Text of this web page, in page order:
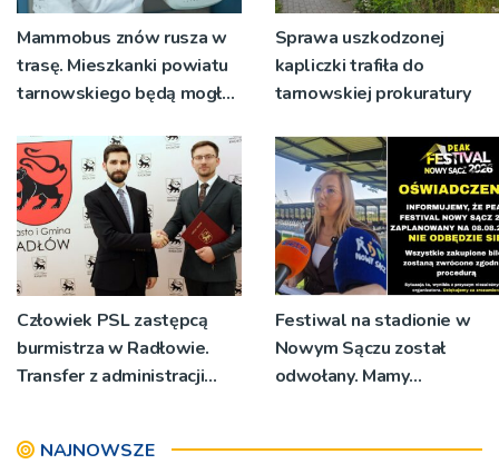
Mammobus znów rusza w
trasę. Mieszkanki powiatu
tarnowskiego będą mogły
badania
Sprawa uszkodzonej
kapliczki trafiła do
tarnowskiej prokuratury
Człowiek PSL zastępcą
burmistrza w Radłowie.
Transfer z administracji
Festiwal na stadionie w
Nowym Sączu został
odwołany. Mamy
NAJNOWSZE